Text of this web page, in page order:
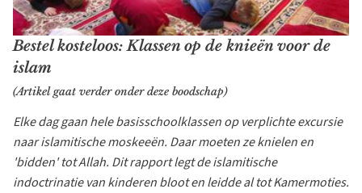
Bestel kosteloos: Klassen op de knieën voor de
islam
(Artikel gaat verder onder deze boodschap)
Elke dag gaan hele basisschoolklassen op verplichte excursie
naar islamitische moskeeën. Daar moeten ze knielen en
'bidden' tot Allah. Dit rapport legt de islamitische
indoctrinatie van kinderen bloot en leidde al tot Kamermoties.